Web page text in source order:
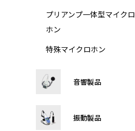
プリアンプ一体型マイクロ
ホン
特殊マイクロホン
音響製品
振動製品